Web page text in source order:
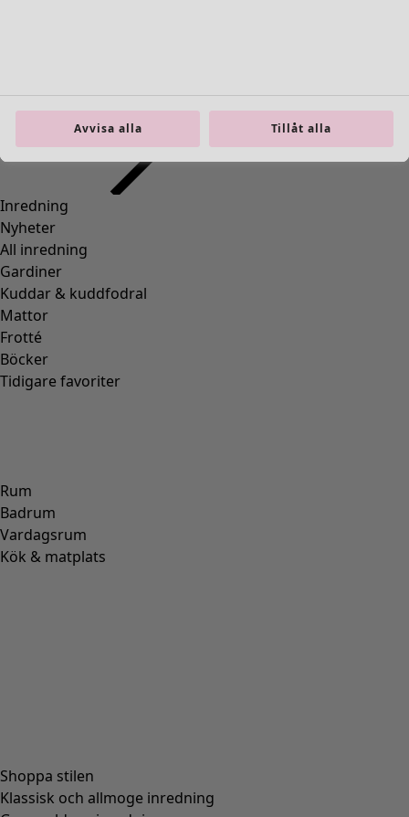
Inredning
Nyheter
All inredning
Gardiner
Kuddar & kuddfodral
Mattor
Frotté
Böcker
Tidigare favoriter
Rum
Badrum
Vardagsrum
Kök & matplats
Shoppa stilen
Klassisk och allmoge inredning
Avvisa alla Tillåt alla